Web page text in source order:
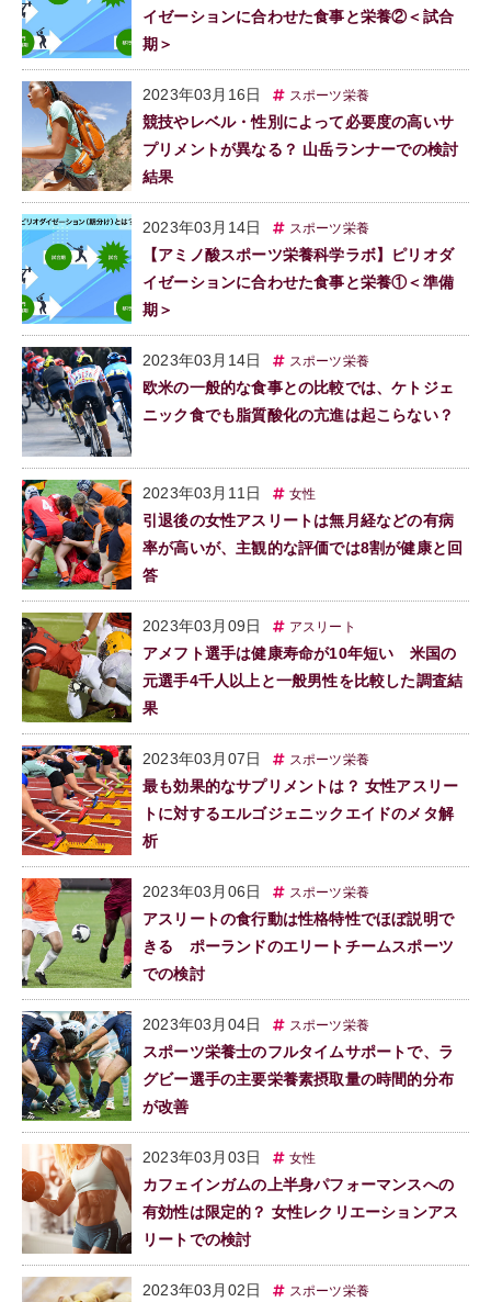
イゼーションに合わせた食事と栄養②＜試合
期＞
2023年03月16日 スポーツ栄養
競技やレベル・性別によって必要度の高いサ
プリメントが異なる？ 山岳ランナーでの検討
結果
2023年03月14日 スポーツ栄養
【アミノ酸スポーツ栄養科学ラボ】ピリオダ
イゼーションに合わせた食事と栄養①＜準備
期＞
2023年03月14日 スポーツ栄養
欧米の一般的な食事との比較では、ケトジェ
ニック食でも脂質酸化の亢進は起こらない？
2023年03月11日 女性
引退後の女性アスリートは無月経などの有病
率が高いが、主観的な評価では8割が健康と回
答
2023年03月09日 アスリート
アメフト選手は健康寿命が10年短い 米国の
元選手4千人以上と一般男性を比較した調査結
果
2023年03月07日 スポーツ栄養
最も効果的なサプリメントは？ 女性アスリー
トに対するエルゴジェニックエイドのメタ解
析
2023年03月06日 スポーツ栄養
アスリートの食行動は性格特性でほぼ説明で
きる ポーランドのエリートチームスポーツ
での検討
2023年03月04日 スポーツ栄養
スポーツ栄養士のフルタイムサポートで、ラ
グビー選手の主要栄養素摂取量の時間的分布
が改善
2023年03月03日 女性
カフェインガムの上半身パフォーマンスへの
有効性は限定的？ 女性レクリエーションアス
リートでの検討
2023年03月02日 スポーツ栄養